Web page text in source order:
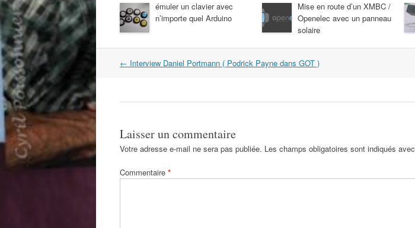
émuler un clavier avec
n’importe quel Arduino
Mise en route d’un XMBC /
Openelec avec un panneau
solaire
Navigation
← Interview Daniel Portmann ( Podrick Payne dans GOT )
Laisser un commentaire
Votre adresse e-mail ne sera pas publiée. Les champs obligatoires sont indiqués avec
Commentaire *